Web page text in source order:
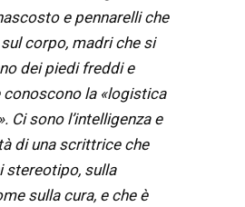
e pennarelli che
corpo, madri che si
dei piedi freddi e
conoscono la «logistica
Ci sono l’intelligenza e
di una scrittrice che
stereotipo, sulla
sulla cura, e che è